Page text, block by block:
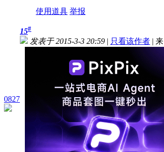
使用道具 举报
0827
15#
发表于 2015-3-3 20:59 | 只看该作者 |